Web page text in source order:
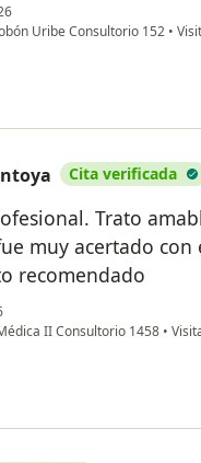
Uribe Consultorio 152 •
LS
Cita verificada
Trato
muy acertado con
recomendado
II Consultorio 1458 •
Gloria Montoya